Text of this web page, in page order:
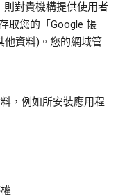
則對貴機構提供使用者
取您的「Google 帳
他資料)。您的網域管
，例如所安裝應用程